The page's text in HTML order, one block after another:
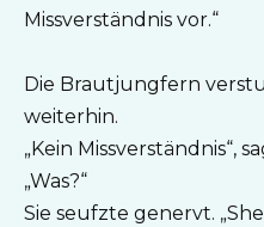
Missverständnis vor.“
Die Brautjungfern
weiterhin.
„Kein Missverständnis“,
„Was?“
Sie seufzte genervt.